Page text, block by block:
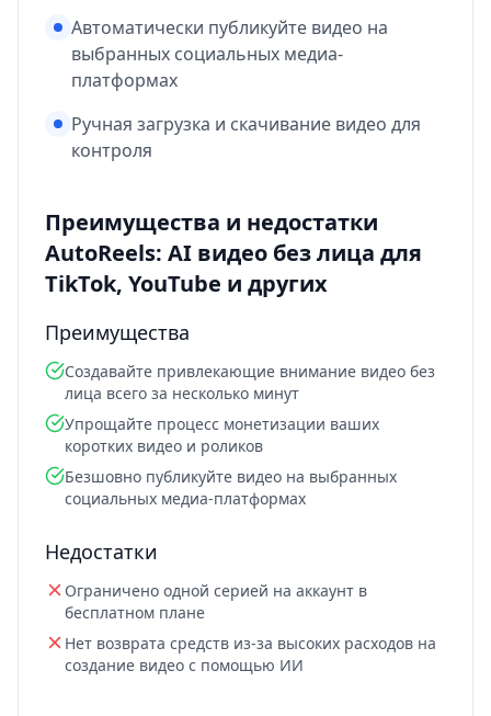
Автоматически публикуйте видео на
выбранных социальных медиа-
платформах
Ручная загрузка и скачивание видео для
контроля
Преимущества и недостатки
AutoReels: AI видео без лица для
TikTok, YouTube и других
Преимущества
Создавайте привлекающие внимание видео без
лица всего за несколько минут
Упрощайте процесс монетизации ваших
коротких видео и роликов
Безшовно публикуйте видео на выбранных
социальных медиа-платформах
Недостатки
Ограничено одной серией на аккаунт в
бесплатном плане
Нет возврата средств из-за высоких расходов на
создание видео с помощью ИИ